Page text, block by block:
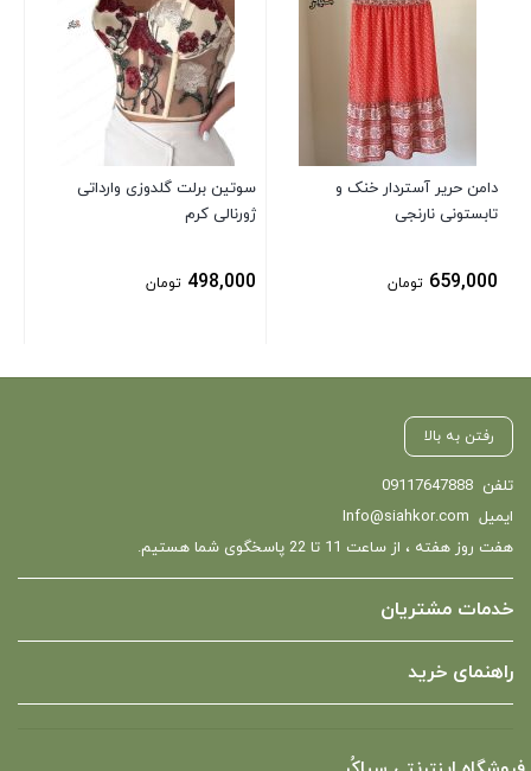
دامن حریر آستردار خنک و
تابستونی نارنجی
659,000 تومان
سوتین برلت گلدوزی وارداتی
ژورنالی کرم
498,000 تومان
رفتن به بالا
تلفن 09117647888
ایمیل Info@siahkor.com
هفت روز هفته ، از ساعت 11 تا 22 پاسخگوی شما هستیم.
خدمات مشتریان
راهنمای خرید